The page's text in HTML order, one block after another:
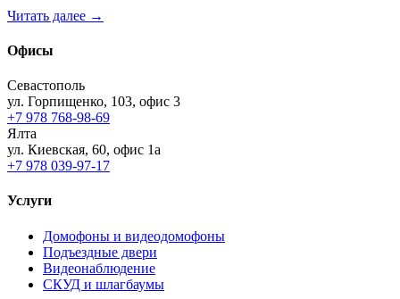
Читать далее →
Офисы
Севастополь
ул. Горпищенко, 103, офис 3
+7 978 768-98-69
Ялта
ул. Киевская, 60, офис 1а
+7 978 039-97-17
Услуги
Домофоны и видеодомофоны
Подъездные двери
Видеонаблюдение
СКУД и шлагбаумы